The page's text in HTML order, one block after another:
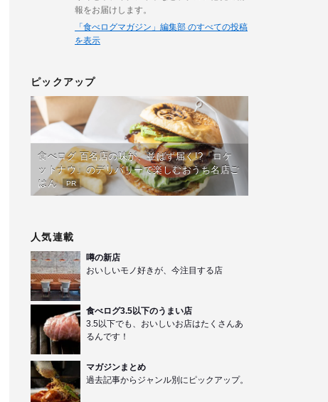
報をお届けします。
「食べログマガジン」編集部 のすべての投稿
を表示
ピックアップ
食べログ 百名店の味が、並ばず届く!?「ロケ
ットナウ」のデリバリーで楽しむおうち名店ご
はん
PR
人気連載
噂の新店
おいしいモノ好きが、今注目する店
食べログ3.5以下のうまい店
3.5以下でも、おいしいお店はたくさんあ
るんです！
マガジンまとめ
過去記事からジャンル別にピックアップ。